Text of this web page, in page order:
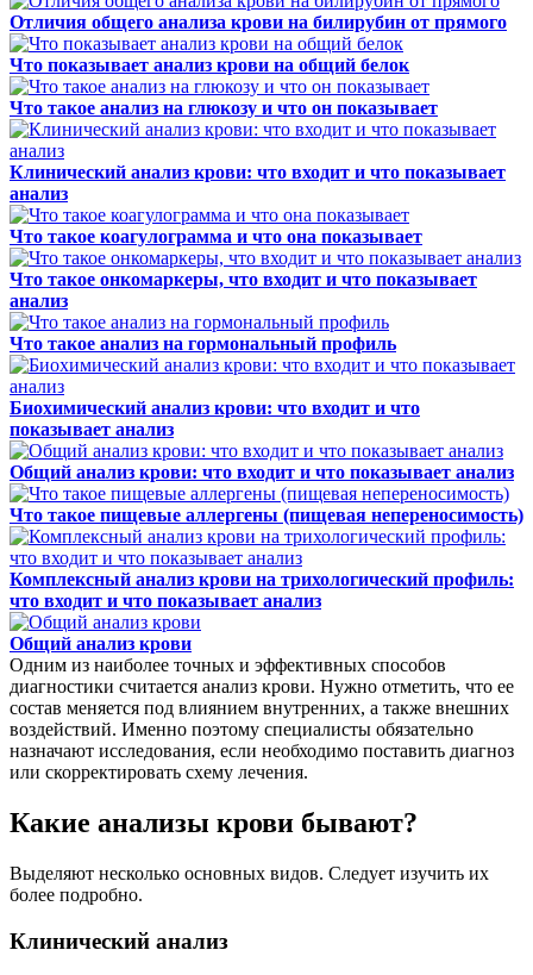
Отличия общего анализа крови на билирубин от прямого
Что показывает анализ крови на общий белок
Что такое анализ на глюкозу и что он показывает
Клинический анализ крови: что входит и что показывает
анализ
Что такое коагулограмма и что она показывает
Что такое онкомаркеры, что входит и что показывает
анализ
Что такое анализ на гормональный профиль
Биохимический анализ крови: что входит и что
показывает анализ
Общий анализ крови: что входит и что показывает анализ
Что такое пищевые аллергены (пищевая непереносимость)
Комплексный анализ крови на трихологический профиль:
что входит и что показывает анализ
Общий анализ крови
Одним из наиболее точных и эффективных способов
диагностики считается анализ крови. Нужно отметить, что ее
состав меняется под влиянием внутренних, а также внешних
воздействий. Именно поэтому специалисты обязательно
назначают исследования, если необходимо поставить диагноз
или скорректировать схему лечения.
Какие анализы крови бывают?
Выделяют несколько основных видов. Следует изучить их
более подробно.
Клинический анализ